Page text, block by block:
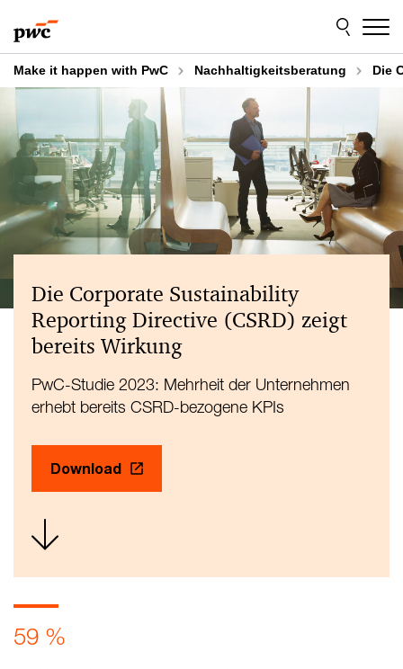
to
content
to
footer
Make it happen with PwC Nachhaltigkeitsberatung Die
Die Corporate Sustainability
Reporting Directive (CSRD) zeigt
bereits Wirkung
PwC-Studie 2023: Mehrheit der Unternehmen
erhebt bereits CSRD-bezogene KPIs
Download
59 %